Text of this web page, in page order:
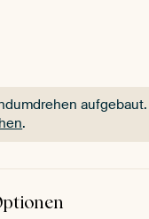
aufgebaut.
.
aufgebaut.